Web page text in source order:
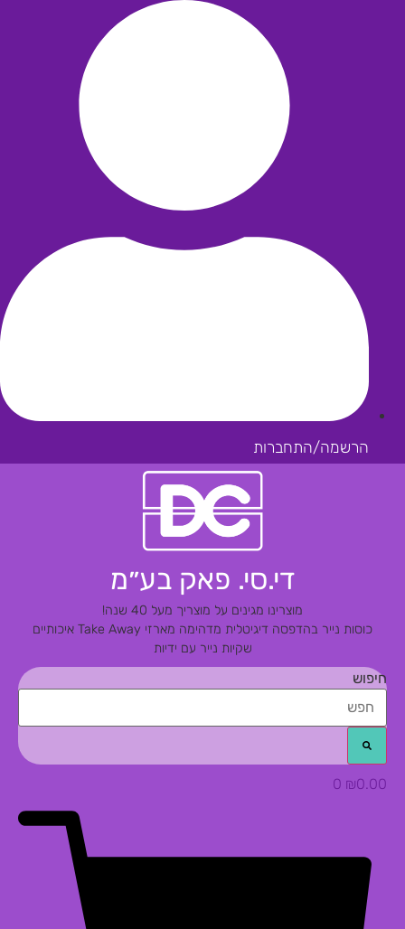
הרשמה/התחברות
די.סי. פאק בע״מ
מוצרינו מגינים על מוצריך מעל 40 שנה!
כוסות נייר בהדפסה דיגיטלית מדהימהמארזי Take Away איכותיים
שקיות נייר עם ידיות
חיפוש
₪0.00
0